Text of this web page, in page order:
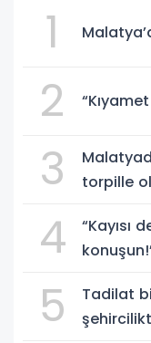
1
2
3
torpille
4
“Kayısı
5
Tadilat